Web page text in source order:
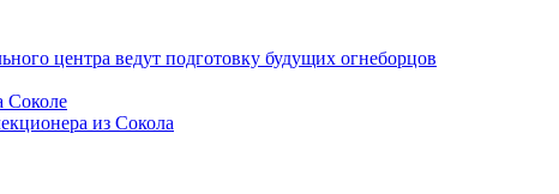
центра ведут подготовку будущих огнеборцов
Соколе
из Сокола